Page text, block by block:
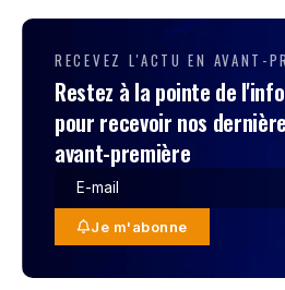
RECEVEZ L'ACTU EN AVANT-
Restez à la pointe de
pour recevoir nos
avant-première
Je m'abonne